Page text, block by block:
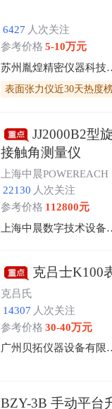
6427 人次关注
参考价格 5-10万元
苏州胤煌精密仪器
表面张力仪近30天热度
JJ2000B2型
接触角测量仪
上海中晨POWEREACH
22130 人次关注
参考价格 112800元
上海中晨数
克吕士K100
克吕氏
14307 人次关注
参考价格 30-40万元
广州贝拓
BZY-3B 手动平台